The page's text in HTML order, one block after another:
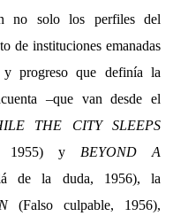
no solo los perfiles del
de instituciones emanadas
progreso que definía la
–que van desde el
THE CITY SLEEPS
1955) y BEYOND A
de la duda, 1956), la
(Falso culpable, 1956),